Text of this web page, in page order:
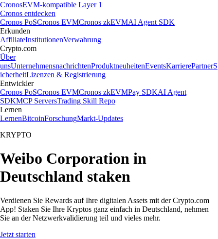
CronosEVM-kompatible Layer 1
Cronos entdecken
Cronos PoSCronos EVMCronos zkEVMAI Agent SDK
Erkunden
AffiliateInstitutionenVerwahrung
Crypto.com
Über
unsUnternehmensnachrichtenProduktneuheitenEventsKarrierePartnerS
icherheitLizenzen & Registrierung
Entwickler
Cronos PoSCronos EVMCronos zkEVMPay SDKAI Agent
SDKMCP ServersTrading Skill Repo
Lernen
LernenBitcoinForschungMarkt-Updates
KRYPTO
Weibo Corporation in
Deutschland staken
Verdienen Sie Rewards auf Ihre digitalen Assets mit der Crypto.com
App! Staken Sie Ihre Kryptos ganz einfach in Deutschland, nehmen
Sie an der Netzwerkvalidierung teil und vieles mehr.
Jetzt starten